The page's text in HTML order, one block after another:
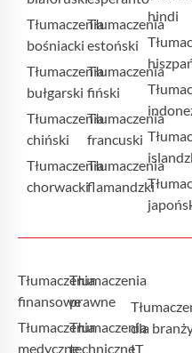
Tłumaczenia
bośniacki
Tłumaczenia
bułgarski
Tłumaczenia
chiński
Tłumaczenia
chorwacki
Tłumaczenia
estoński
Tłumaczenia
fiński
Tłumaczenia
francuski
Tłumaczenia
flamandzki
hindi
Tłumaczenia
finansowe
Tłumaczenia
medyczne
Tłumaczenia
prawne
Tłumaczenia
techniczne
dla
IT